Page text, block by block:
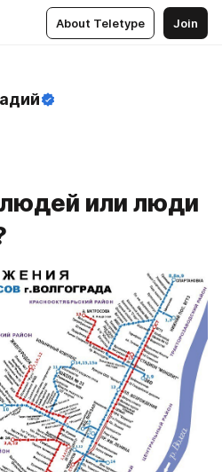
About Teletype Join
или люди